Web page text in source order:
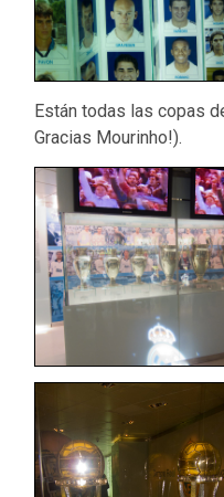
Están todas las copas
Gracias Mourinho!).